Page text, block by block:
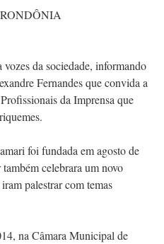
da sociedade, informando
Fernandes que convida a
da Imprensa que
foi fundada em agosto de
celebrara um novo
palestrar com temas
na Câmara Municipal de